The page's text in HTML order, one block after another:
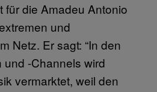
für die Amadeu Antonio
und
Netz. Er sagt: “In den
und -Channels wird
vermarktet, weil den